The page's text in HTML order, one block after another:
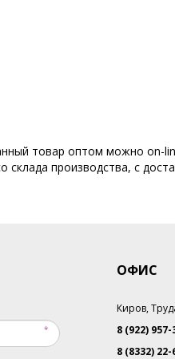
товар оптом можно on-
производства, с
ОФИС
Киров,
8 (922) 957-
8 (8332) 22-